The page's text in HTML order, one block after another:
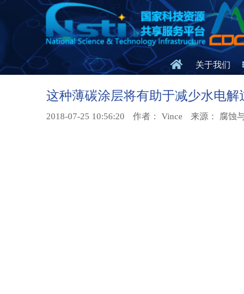
关于我们
这种薄碳涂层将有助于减少水电
2018-07-25 10:56:20 作者： Vince 来源： 腐蚀